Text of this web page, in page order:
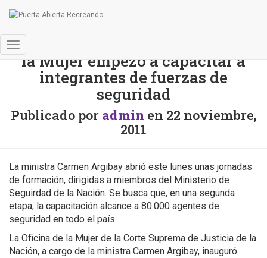
Cambiar
modo
Trata de personas: la Oficina de
la Mujer empezó a capacitar a
integrantes de fuerzas de
seguridad
Publicado por admin en 22 noviembre,
2011
La ministra Carmen Argibay abrió este lunes unas jornadas
de formación, dirigidas a miembros del Ministerio de
Seguirdad de la Nación. Se busca que, en una segunda
etapa, la capacitación alcance a 80.000 agentes de
seguridad en todo el país
La Oficina de la Mujer de la Corte Suprema de Justicia de la
Nación, a cargo de la ministra Carmen Argibay, inauguró